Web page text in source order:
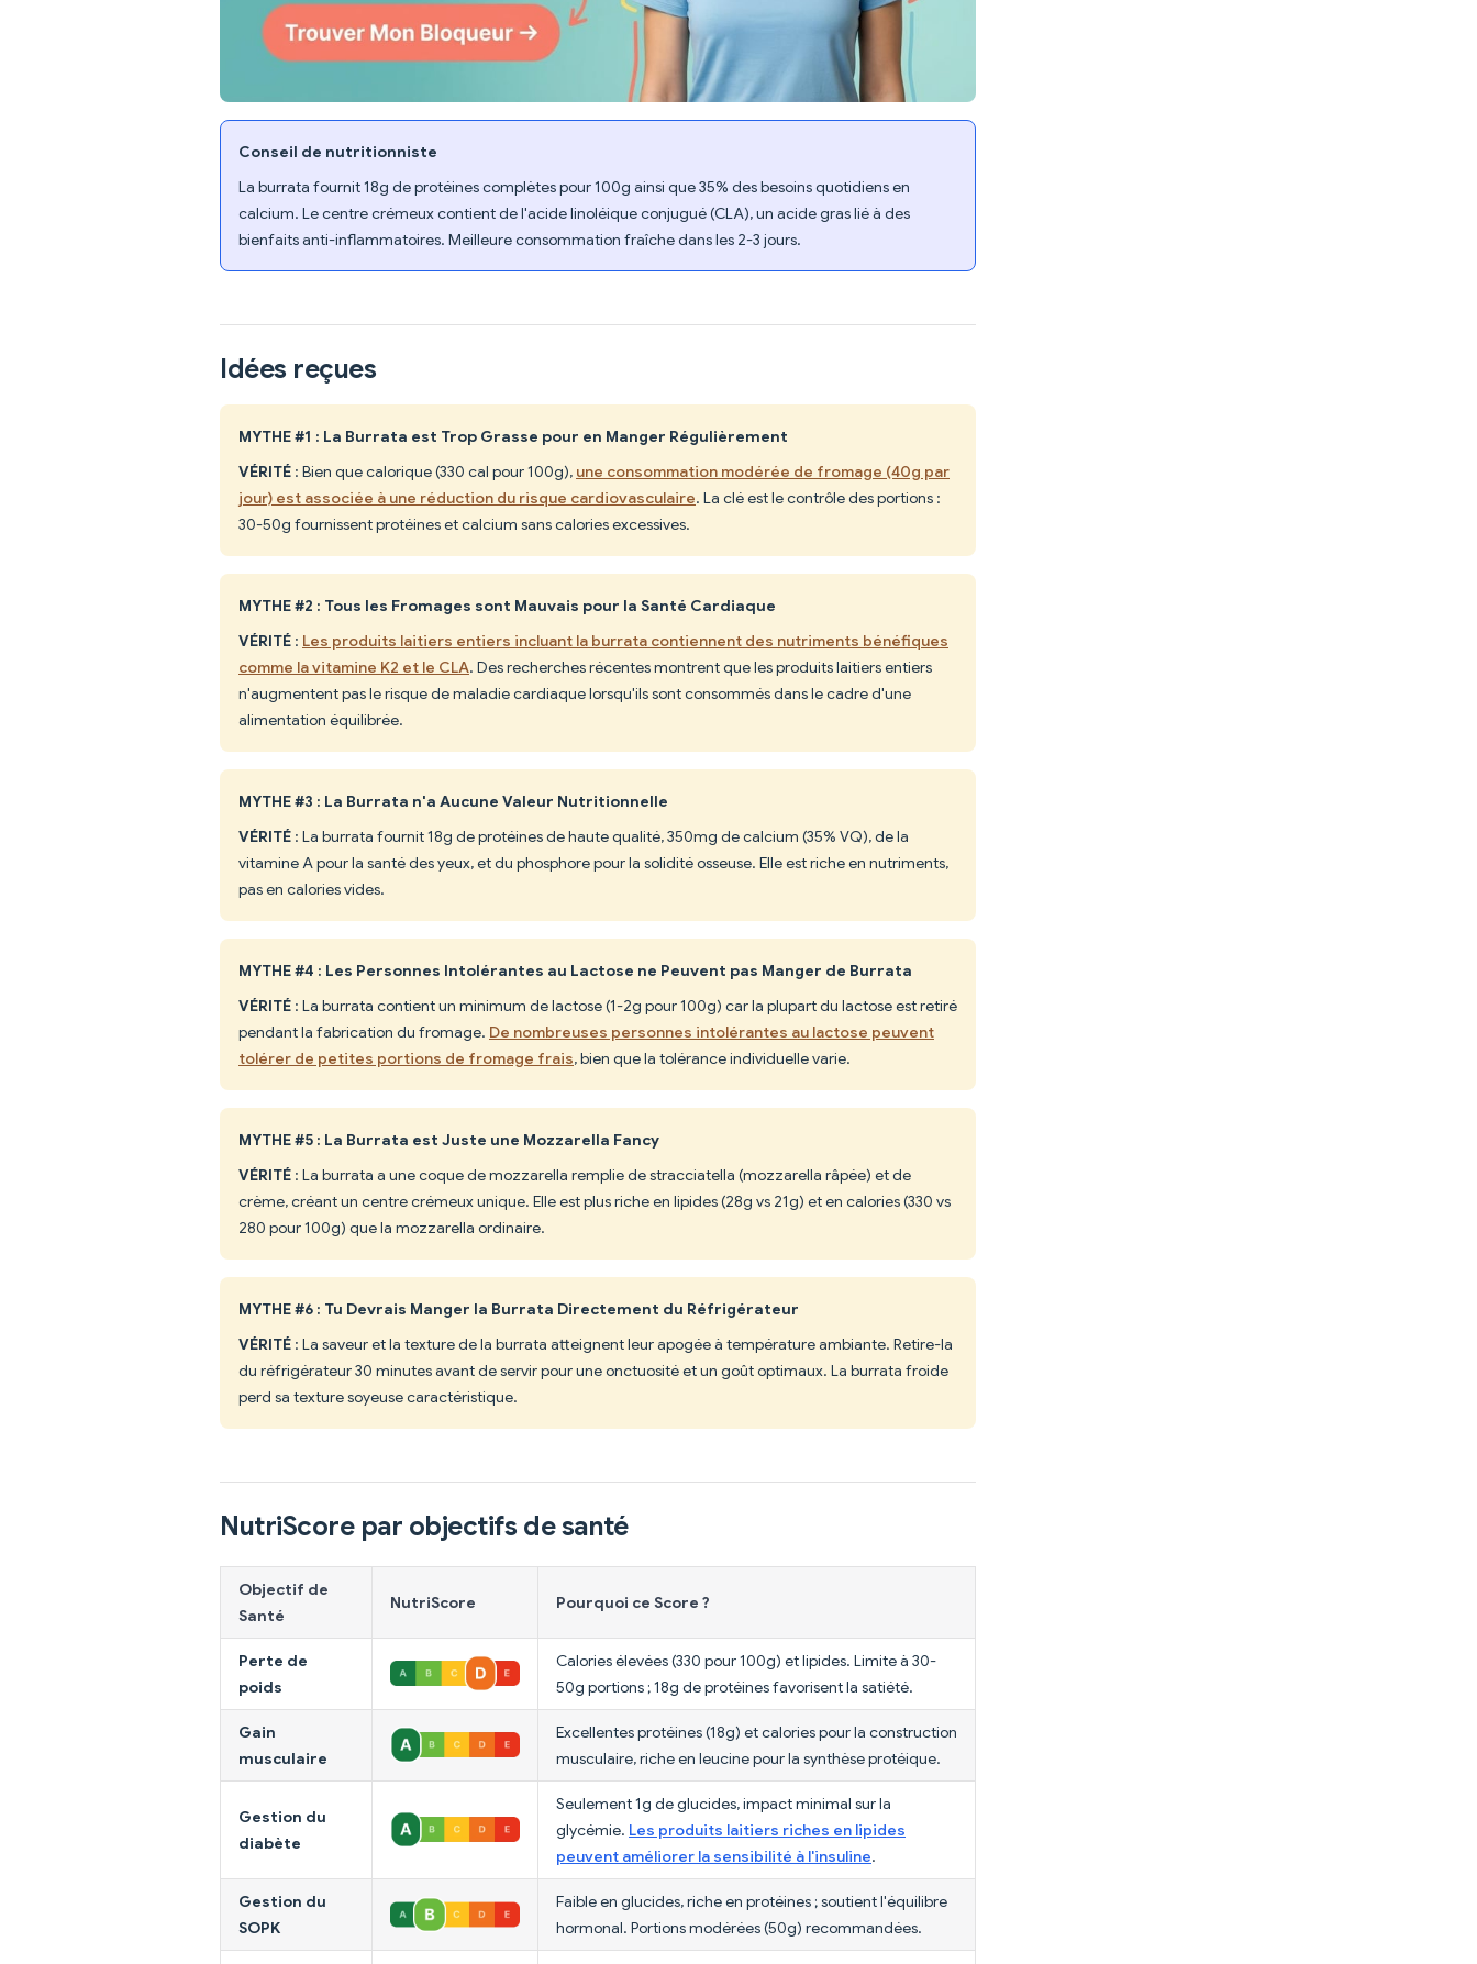
Conseil de nutritionniste
La burrata fournit 18g de protéines complètes pour 100g ainsi que 35% des besoins quotidiens en
calcium. Le centre crémeux contient de l'acide linoléique conjugué (CLA), un acide gras lié à des
bienfaits anti-inflammatoires. Meilleure consommation fraîche dans les 2-3 jours.
Idées reçues
MYTHE #1 : La Burrata est Trop Grasse pour en Manger Régulièrement
VÉRITÉ : Bien que calorique (330 cal pour 100g), une consommation modérée de fromage (40g par
jour) est associée à une réduction du risque cardiovasculaire. La clé est le contrôle des portions :
30-50g fournissent protéines et calcium sans calories excessives.
MYTHE #2 : Tous les Fromages sont Mauvais pour la Santé Cardiaque
VÉRITÉ : Les produits laitiers entiers incluant la burrata contiennent des nutriments bénéfiques
comme la vitamine K2 et le CLA. Des recherches récentes montrent que les produits laitiers entiers
n'augmentent pas le risque de maladie cardiaque lorsqu'ils sont consommés dans le cadre d'une
alimentation équilibrée.
MYTHE #3 : La Burrata n'a Aucune Valeur Nutritionnelle
VÉRITÉ : La burrata fournit 18g de protéines de haute qualité, 350mg de calcium (35% VQ), de la
vitamine A pour la santé des yeux, et du phosphore pour la solidité osseuse. Elle est riche en nutriments,
pas en calories vides.
MYTHE #4 : Les Personnes Intolérantes au Lactose ne Peuvent pas Manger de Burrata
VÉRITÉ : La burrata contient un minimum de lactose (1-2g pour 100g) car la plupart du lactose est retiré
pendant la fabrication du fromage. De nombreuses personnes intolérantes au lactose peuvent
tolérer de petites portions de fromage frais, bien que la tolérance individuelle varie.
MYTHE #5 : La Burrata est Juste une Mozzarella Fancy
VÉRITÉ : La burrata a une coque de mozzarella remplie de stracciatella (mozzarella râpée) et de
crème, créant un centre crémeux unique. Elle est plus riche en lipides (28g vs 21g) et en calories (330 vs
280 pour 100g) que la mozzarella ordinaire.
MYTHE #6 : Tu Devrais Manger la Burrata Directement du Réfrigérateur
VÉRITÉ : La saveur et la texture de la burrata atteignent leur apogée à température ambiante. Retire-la
du réfrigérateur 30 minutes avant de servir pour une onctuosité et un goût optimaux. La burrata froide
perd sa texture soyeuse caractéristique.
NutriScore par objectifs de santé
Objectif de
Santé
NutriScore Pourquoi ce Score ?
Perte de
poids
Calories élevées (330 pour 100g) et lipides. Limite à 30-
50g portions ; 18g de protéines favorisent la satiété.
Gain
musculaire
Excellentes protéines (18g) et calories pour la construction
musculaire, riche en leucine pour la synthèse protéique.
Gestion du
diabète
Seulement 1g de glucides, impact minimal sur la
glycémie. Les produits laitiers riches en lipides
peuvent améliorer la sensibilité à l'insuline.
Gestion du
SOPK
Faible en glucides, riche en protéines ; soutient l'équilibre
hormonal. Portions modérées (50g) recommandées.